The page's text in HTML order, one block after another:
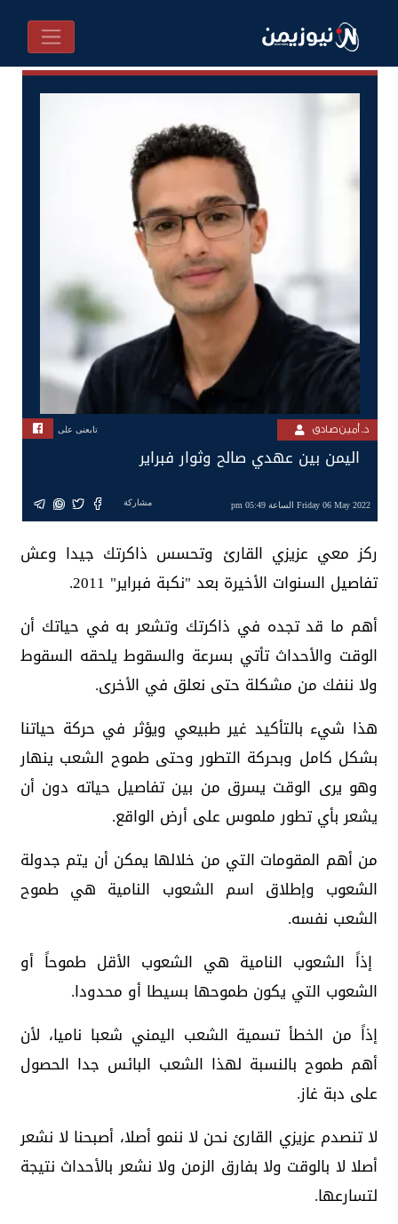
د. أمين صادق تابعنى على
اليمن بين عهدي صالح وثوار فبراير
Friday 06 May 2022 الساعة 05:49 pm مشاركة
ركز معي عزيزي القارئ وتحسس ذاكرتك جيدا وعش
تفاصيل السنوات الأخيرة بعد "نكبة فبراير" 2011.
أهم ما قد تجده في ذاكرتك وتشعر به في حياتك أن
الوقت والأحداث تأتي بسرعة والسقوط يلحقه السقوط
ولا ننفك من مشكلة حتى نعلق في الأخرى.
هذا شيء بالتأكيد غير طبيعي ويؤثر في حركة حياتنا
بشكل كامل وبحركة التطور وحتى طموح الشعب ينهار
وهو يرى الوقت يسرق من بين تفاصيل حياته دون أن
يشعر بأي تطور ملموس على أرض الواقع.
من أهم المقومات التي من خلالها يمكن أن يتم جدولة
الشعوب وإطلاق اسم الشعوب النامية هي طموح
الشعب نفسه.
إذاً الشعوب النامية هي الشعوب الأقل طموحاً أو
الشعوب التي يكون طموحها بسيطا أو محدودا.
إذاً من الخطأ تسمية الشعب اليمني شعبا ناميا، لأن
أهم طموح بالنسبة لهذا الشعب البائس جدا الحصول
على دبة غاز.
لا تنصدم عزيزي القارئ نحن لا ننمو أصلا، أصبحنا لا نشعر
أصلا لا بالوقت ولا بفارق الزمن ولا نشعر بالأحداث نتيجة
لتسارعها.